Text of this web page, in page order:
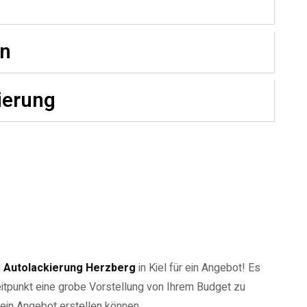
Autolackierung Herzberg in Kiel für ein Angebot! Es
eine grobe Vorstellung von Ihrem Budget zu